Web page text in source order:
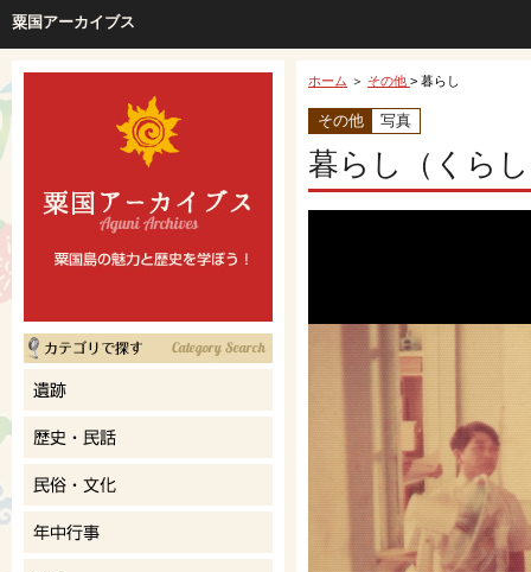
粟国アーカイブス
ホーム ＞ その他 > 暮らし
その他 写真
暮らし（くら